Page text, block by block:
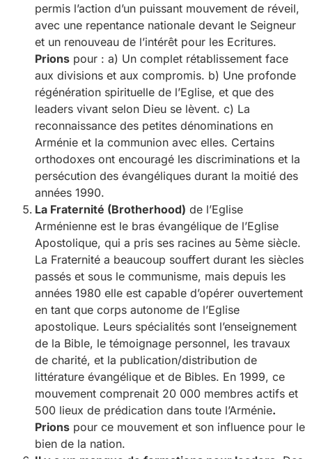
permis l’action d’un puissant mouvement de réveil,
avec une repentance nationale devant le Seigneur
et un renouveau de l’intérêt pour les Ecritures.
Prions pour : a) Un complet rétablissement face
aux divisions et aux compromis. b) Une profonde
régénération spirituelle de l’Eglise, et que des
leaders vivant selon Dieu se lèvent. c) La
reconnaissance des petites dénominations en
Arménie et la communion avec elles. Certains
orthodoxes ont encouragé les discriminations et la
persécution des évangéliques durant la moitié des
années 1990.
La Fraternité (Brotherhood) de l’Eglise
Arménienne est le bras évangélique de l’Eglise
Apostolique, qui a pris ses racines au 5ème siècle.
La Fraternité a beaucoup souffert durant les siècles
passés et sous le communisme, mais depuis les
années 1980 elle est capable d’opérer ouvertement
en tant que corps autonome de l’Eglise
apostolique. Leurs spécialités sont l’enseignement
de la Bible, le témoignage personnel, les travaux
de charité, et la publication/distribution de
littérature évangélique et de Bibles. En 1999, ce
mouvement comprenait 20 000 membres actifs et
500 lieux de prédication dans toute l’Arménie.
Prions pour ce mouvement et son influence pour le
bien de la nation.